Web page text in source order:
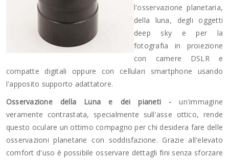
l'osservazione planetaria,
della luna, degli oggetti
deep sky e per la
fotografia in proiezione
con camere DSLR e
compatte digitali oppure con cellulari smartphone usando
l'apposito supporto adattatore.
Osservazione della Luna e dei pianeti -un'immagine
veramente contrastata, specialmente sull'asse ottico, rende
questo oculare un ottimo compagno per chi desidera fare delle
osservazioni planetarie con soddisfazione. Grazie all'elevato
comfort d'uso è possibile osservare dettagli fini senza sforzare